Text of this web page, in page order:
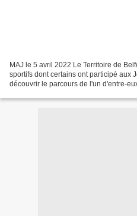
MAJ le 5 avril 2022 Le Territoire de
sportifs dont certains ont participé aux
découvrir le parcours de l'un d'entre-